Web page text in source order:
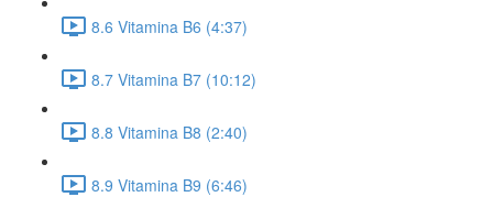
8.6 Vitamina B6 (4:37)
8.7 Vitamina B7 (10:12)
8.8 Vitamina B8 (2:40)
8.9 Vitamina B9 (6:46)